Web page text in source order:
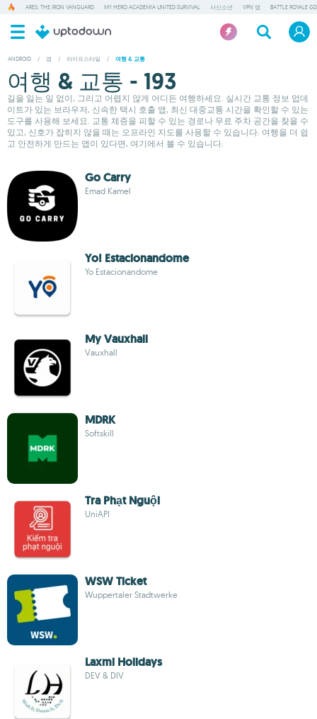
ARES: THE IRON VANGUARD MY HERO ACADEMIA UNITED SURVIVAL 사신소년 VPN 앱 BATTLE ROYALE GD
ANDROID / 앱 / 라이프스타일 / 여행 & 교통
여행 & 교통 - 193
길을 잃는 일 없이, 그리고 어렵지 않게 어디든 여행하세요. 실시간 교통 정보 업데
이트가 있는 브라우저, 신속한 택시 호출 앱, 최신 대중교통 시간을 확인할 수 있는
도구를 사용해 보세요. 교통 체증을 피할 수 있는 경로나 무료 주차 공간을 찾을 수
있고, 신호가 잡히지 않을 때는 오프라인 지도를 사용할 수 있습니다. 여행을 더 쉽
고 안전하게 만드는 앱이 있다면, 여기에서 볼 수 있습니다.
Go Carry
Emad Kamel
Yo! Estacionandome
Yo Estacionandome
My Vauxhall
Vauxhall
MDRK
Softskill
Tra Phạt Nguội
UniAPI
WSW Ticket
Wuppertaler Stadtwerke
Laxmi Holidays
DEV & DIV